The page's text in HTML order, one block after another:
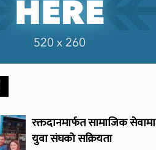
रक्तदानमार्फत सामाजिक सेवामा
युवा संघको सक्रियता